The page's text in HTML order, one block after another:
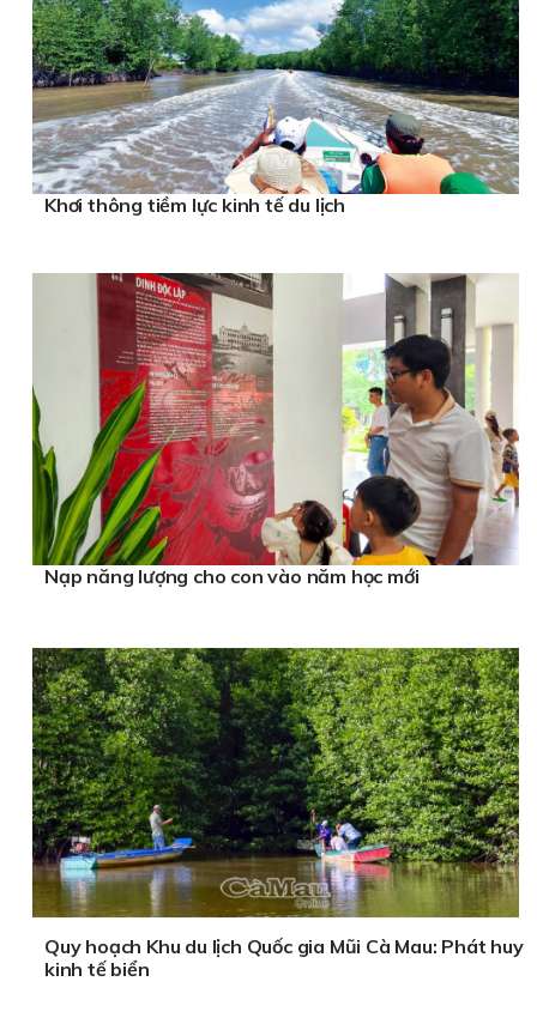
Khơi thông tiềm lực kinh tế du lịch
Nạp năng lượng cho con vào năm học mới
Quy hoạch Khu du lịch Quốc gia Mũi Cà Mau: Phát huy
kinh tế biển